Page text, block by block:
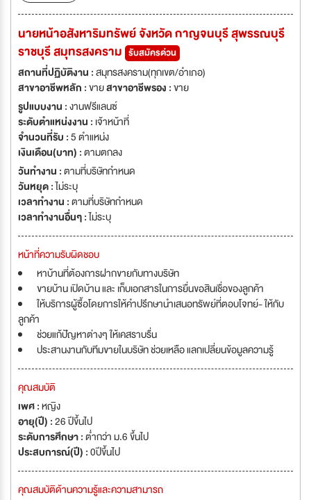
นายหน้าอสังหาริมทรัพย์ จังหวัด กาญจนบุรี สุพรรณบุรี
ราชบุรี สมุทรสงคราม รับสมัครด่วน
สถานที่ปฏิบัติงาน :สมุทรสงคราม(ทุกเขต/อำเภอ)
สาขาอาชีพหลัก :ขายสาขาอาชีพรอง :ขาย
รูปแบบงาน :งานฟรีแลนซ์
ระดับตำแหน่งงาน : เจ้าหน้าที่
จำนวนที่รับ :5 ตำแหน่ง
เงินเดือน(บาท) :ตามตกลง
วันทำงาน :ตามที่บริษัทกำหนด
วันหยุด :ไม่ระบุ
เวลาทำงาน :ตามที่บริษัทกำหนด
เวลาทำงานอื่นๆ :ไม่ระบุ
หน้าที่ความรับผิดชอบ
หาบ้านที่ต้องการฝากขายกับทางบริษัท
ขายบ้าน เปิดบ้าน และ เก็บเอกสารในการยื่นขอสินเชื่อของลูกค้า
ให้บริการผู้ซื้อโดยการให้คำปรึกษานำเสนอทรัพย์ที่ตอบโจทย์- ให้กับ
ลูกค้า
ช่วยแก้ปัญหาต่างๆ ให้เคสราบรื่น
ประสานงานกับทีมขายในบริษัท ช่วยเหลือ แลกเปลี่ยนข้อมูลความรู้
คุณสมบัติ
เพศ :หญิง
อายุ(ปี) :26 ปีขึ้นไป
ระดับการศึกษา :ต่ำกว่า ม.6 ขึ้นไป
ประสบการณ์(ปี) :0ปีขึ้นไป
คุณสมบัติด้านความรู้และความสามารถ